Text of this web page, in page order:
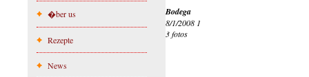
�ber us
Rezepte
News
Bodega
8/1/2008 1
3 fotos